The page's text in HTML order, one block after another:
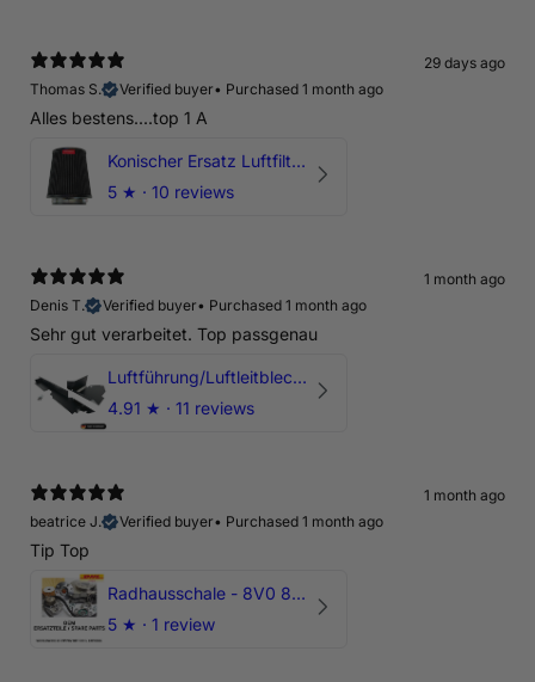
29 days ago
Thomas S.
Verified buyer• Purchased 1 month ago
Alles bestens....top 1 A
Konischer Ersatz Luftfilter Pilz - 4" & 5" Offene Ansaugung
5 ★ · 10 reviews
1 month ago
Denis T.
Verified buyer• Purchased 1 month ago
Sehr gut verarbeitet. Top passgenau
Luftführung/Luftleitblech 5" 125mm offene Ansaugung HPerformance
4.91 ★ · 11 reviews
1 month ago
beatrice J.
Verified buyer• Purchased 1 month ago
Tip Top
Radhausschale - 8V0 821 191 C - Original Ersatzteil für Audi RS3 Sportback
5 ★ · 1 review